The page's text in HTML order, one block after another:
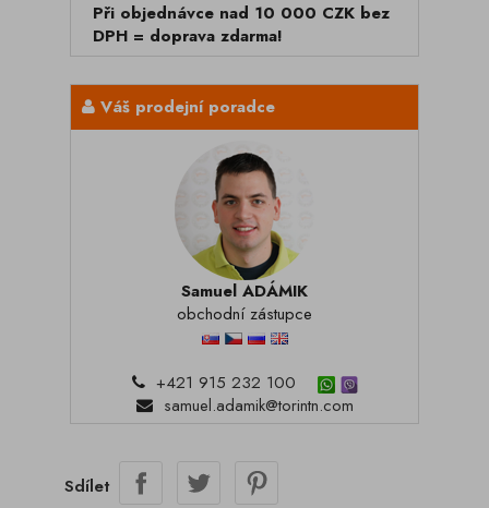
Při objednávce nad 10 000 CZK bez
DPH = doprava zdarma!
Váš prodejní poradce
Samuel ADÁMIK
obchodní zástupce
+421 915 232 100
samuel.adamik@torintn.com
Sdílet